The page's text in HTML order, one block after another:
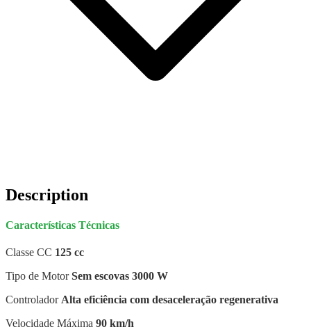
Description
Características Técnicas
Classe CC 125 cc
Tipo de MotorSem escovas 3000 W
Controlador Alta eficiência com desaceleração regenerativa
Velocidade Máxima 90 km/h